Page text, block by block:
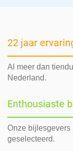
22 jaar
Al meer dan
Nederland.
Enthousiaste
Onze bijlesgevers
geselecteerd.